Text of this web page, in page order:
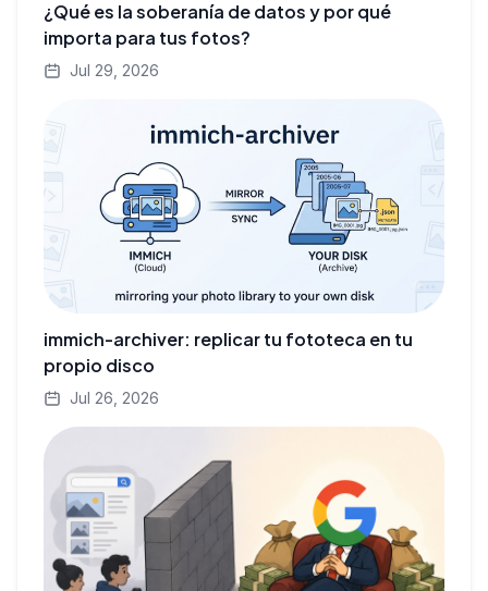
¿Qué es la soberanía de datos y por qué
importa para tus fotos?
Jul 29, 2026
immich-archiver: replicar tu fototeca en tu
propio disco
Jul 26, 2026